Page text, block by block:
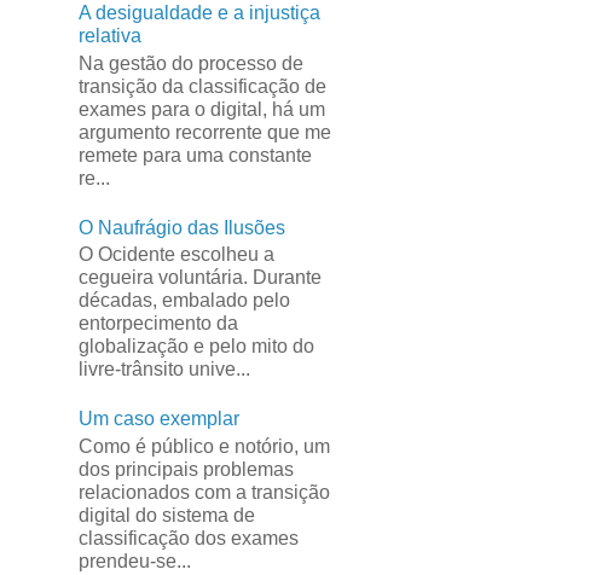
A desigualdade e a injustiça
relativa
Na gestão do processo de
transição da classificação de
exames para o digital, há um
argumento recorrente que me
remete para uma constante
re...
O Naufrágio das Ilusões
O Ocidente escolheu a
cegueira voluntária. Durante
décadas, embalado pelo
entorpecimento da
globalização e pelo mito do
livre-trânsito unive...
Um caso exemplar
Como é público e notório, um
dos principais problemas
relacionados com a transição
digital do sistema de
classificação dos exames
prendeu-se...